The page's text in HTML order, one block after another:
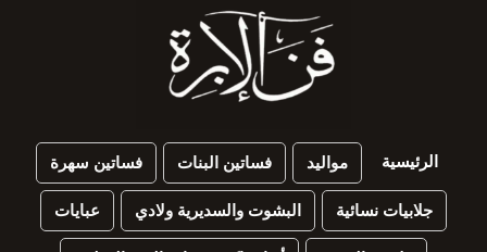
الرئيسية مواليد فساتين البنات فساتين سهرة
جلابيات نسائية البشوت والسديرية ولادي عبايات